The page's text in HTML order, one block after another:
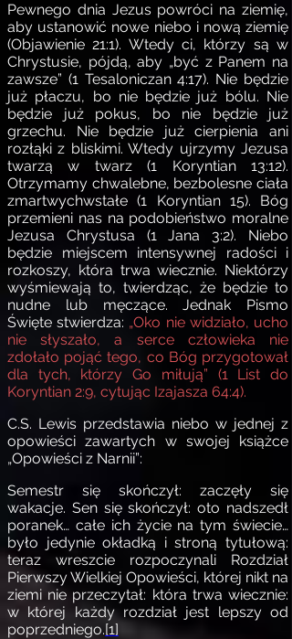
Pewnego dnia Jezus powróci na ziemię,
aby ustanowić nowe niebo i nową ziemię
(Objawienie 21:1). Wtedy ci, którzy są w
Chrystusie, pójdą, aby „być z Panem na
zawsze” (1 Tesaloniczan 4:17). Nie będzie
już płaczu, bo nie będzie już bólu. Nie
będzie już pokus, bo nie będzie już
grzechu. Nie będzie już cierpienia ani
rozłąki z bliskimi. Wtedy ujrzymy Jezusa
twarzą w twarz (1 Koryntian 13:12).
Otrzymamy chwalebne, bezbolesne ciała
zmartwychwstałe (1 Koryntian 15). Bóg
przemieni nas na podobieństwo moralne
Jezusa Chrystusa (1 Jana 3:2). Niebo
będzie miejscem intensywnej radości i
rozkoszy, która trwa wiecznie. Niektórzy
wyśmiewają to, twierdząc, że będzie to
nudne lub męczące. Jednak Pismo
Święte stwierdza: „Oko nie widziało, ucho
nie słyszało, a serce człowieka nie
zdołało pojąć tego, co Bóg przygotował
dla tych, którzy Go miłują” (1 List do
Koryntian 2:9, cytując Izajasza 64:4).
C.S. Lewis przedstawia niebo w jednej z
opowieści zawartych w swojej książce
„Opowieści z Narnii”:
Semestr się skończył: zaczęły się
wakacje. Sen się skończył: oto nadszedł
poranek… całe ich życie na tym świecie…
było jedynie okładką i stroną tytułową:
teraz wreszcie rozpoczynali Rozdział
Pierwszy Wielkiej Opowieści, której nikt na
ziemi nie przeczytał: która trwa wiecznie:
w której każdy rozdział jest lepszy od
poprzedniego.[1]